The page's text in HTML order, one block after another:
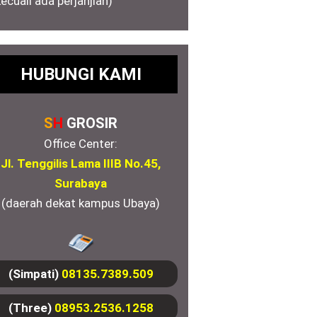
HUBUNGI KAMI
SH GROSIR
Office Center:
Jl. Tenggilis Lama IIIB No.45,
Surabaya
(daerah dekat kampus Ubaya)
(Simpati) 08135.7389.509
(Three) 08953.2536.1258